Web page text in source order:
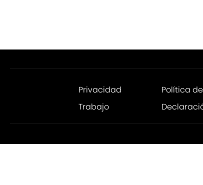
Privacidad Política
Trabajo